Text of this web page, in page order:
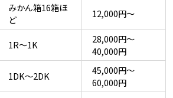
みかん箱16箱ほ
ど
12,000円～
1R～1K
28,000円～
40,000円
1DK～2DK
45,000円～
60,000円